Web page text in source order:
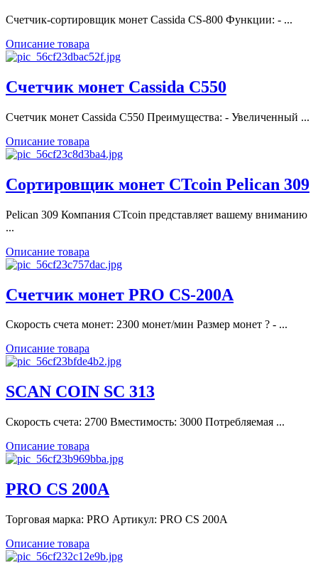
Счетчик-сортировщик монет Cassida CS-800 Функции: - ...
Описание товара
Счетчик монет Cassida C550
Счетчик монет Cassida C550 Преимущества: - Увеличенный ...
Описание товара
Сортировщик монет CTcoin Pelican 309
Pelican 309 Компания CTcoin представляет вашему вниманию
...
Описание товара
Счетчик монет PRO CS-200A
Cкорость счета монет: 2300 монет/мин Размер монет ? - ...
Описание товара
SCAN COIN SC 313
Скорость счета: 2700 Вместимость: 3000 Потребляемая ...
Описание товара
PRO CS 200A
Торговая марка: PRO Артикул: PRO CS 200A
Описание товара